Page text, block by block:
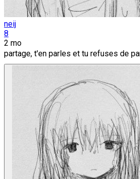
neij
8
2 mo
partage, t'en parles et tu refuses de